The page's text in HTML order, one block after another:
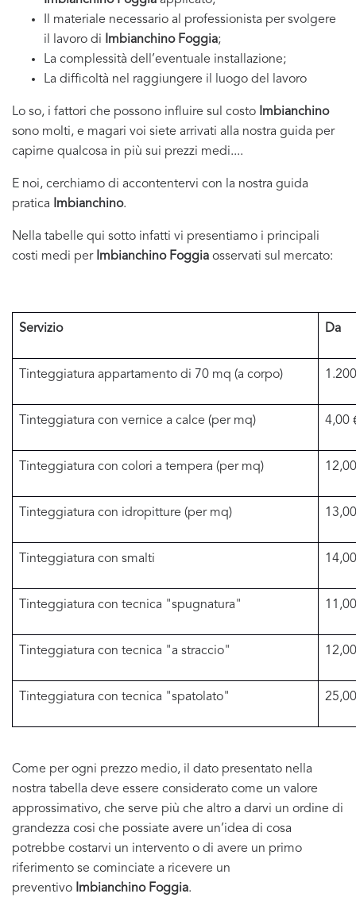
Il materiale necessario al professionista per svolgere
il lavoro di
Imbianchino Foggia;
La complessità dell’eventuale installazione;
La difficoltà nel raggiungere il luogo del lavoro
Lo so, i fattori che possono influire sul costo Imbianchino
sono molti, e magari voi siete arrivati alla nostra guida per
capirne qualcosa in più sui prezzi medi....
E noi, cerchiamo di accontentervi con la nostra guida
pratica
Imbianchino.
Nella tabelle qui sotto infatti vi presentiamo i principali
costi medi per Imbianchino Foggia osservati sul mercato:
Servizio Da
Tinteggiatura appartamento di 70 mq (a corpo)
Tinteggiatura con vernice a calce (per mq) 4,00
Tinteggiatura con colori a tempera (per mq)
Tinteggiatura con idropitture (per mq)
Tinteggiatura con smalti
Tinteggiatura con tecnica "spugnatura"
Tinteggiatura con tecnica "a straccio"
Tinteggiatura con tecnica "spatolato"
Come per ogni prezzo medio, il dato presentato nella
nostra tabella deve essere considerato come un valore
approssimativo, che serve più che altro a darvi un ordine di
grandezza cosi che possiate avere un’idea di cosa
potrebbe costarvi un intervento o di avere un primo
riferimento se cominciate a ricevere un
preventivo Imbianchino Foggia.